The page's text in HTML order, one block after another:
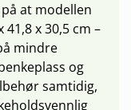
at modellen
x 30,5 cm –
mindre
og
samtidig,